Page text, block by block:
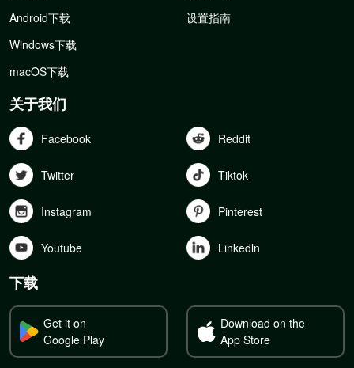
Android下载
Windows下载
macOS下载
设置指南
关于我们
Facebook Reddit
Twitter Tiktok
Instagram Pinterest
Youtube Linkedln
下载
Get it on
Google Play
Download on the
App Store